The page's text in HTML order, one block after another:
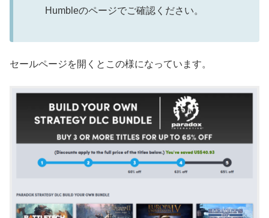
Humbleのページでご確認ください。
セールページを開くとこの様になっています。